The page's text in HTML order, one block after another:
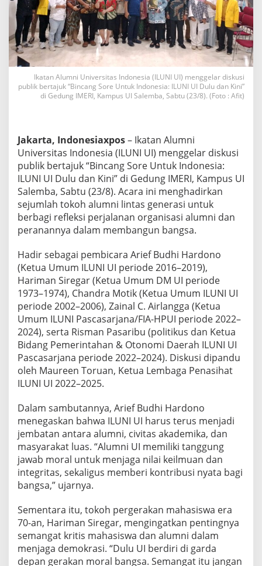
R
e
l
e
k
s
i
D
u
a
n
K
i
n
i
u
n
t
u
I
n
d
o
n
e
s
i
a
Ikatan Alumni Universitas Indonesia (ILUNI UI) menggelar diskusi
publik bertajuk “Bincang Sore Untuk Indonesia: ILUNI UI Dulu dan Kini”
di Gedung IMERI, Kampus UI Salemba, Sabtu (23/8). (Foto : Afit)
Jakarta, Indonesiaxpos– Ikatan Alumni
Universitas Indonesia (ILUNI UI) menggelar diskusi
publik bertajuk “Bincang Sore Untuk Indonesia:
ILUNI UI Dulu dan Kini” di Gedung IMERI, Kampus UI
Salemba, Sabtu (23/8). Acara ini menghadirkan
sejumlah tokoh alumni lintas generasi untuk
berbagi refleksi perjalanan organisasi alumni dan
peranannya dalam membangun bangsa.
Hadir sebagai pembicara Arief Budhi Hardono
(Ketua Umum ILUNI UI periode 2016–2019),
Hariman Siregar (Ketua Umum DM UI periode
1973–1974), Chandra Motik (Ketua Umum ILUNI UI
periode 2002–2006), Zainal C. Airlangga (Ketua
Umum ILUNI Pascasarjana/FIA-HPUI periode 2022–
2024), serta Risman Pasaribu (politikus dan Ketua
Bidang Pemerintahan & Otonomi Daerah ILUNI UI
Pascasarjana periode 2022–2024). Diskusi dipandu
oleh Maureen Toruan, Ketua Lembaga Penasihat
ILUNI UI 2022–2025.
Dalam sambutannya, Arief Budhi Hardono
menegaskan bahwa ILUNI UI harus terus menjadi
jembatan antara alumni, civitas akademika, dan
masyarakat luas. “Alumni UI memiliki tanggung
jawab moral untuk menjaga nilai keilmuan dan
integritas, sekaligus memberi kontribusi nyata bagi
bangsa,” ujarnya.
Sementara itu, tokoh pergerakan mahasiswa era
70-an, Hariman Siregar, mengingatkan pentingnya
semangat kritis mahasiswa dan alumni dalam
menjaga demokrasi. “Dulu UI berdiri di garda
depan gerakan moral bangsa. Semangat itu jangan